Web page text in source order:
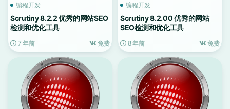
编程开发
Scrutiny 8.2.2 优秀的网站SEO
检测和优化工具
7 年前 免费
编程开发
Scrutiny 8.2.00 优秀的网站
SEO检测和优化工具
8 年前 免费